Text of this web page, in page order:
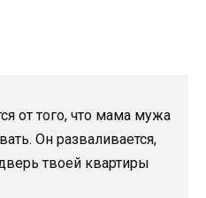
от того, что мама мужа
Он разваливается,
твоей квартиры